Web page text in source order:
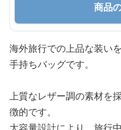
商品
海外旅行での上品な装い
手持ちバッグです。
上質なレザー調の素材を
徴的です。